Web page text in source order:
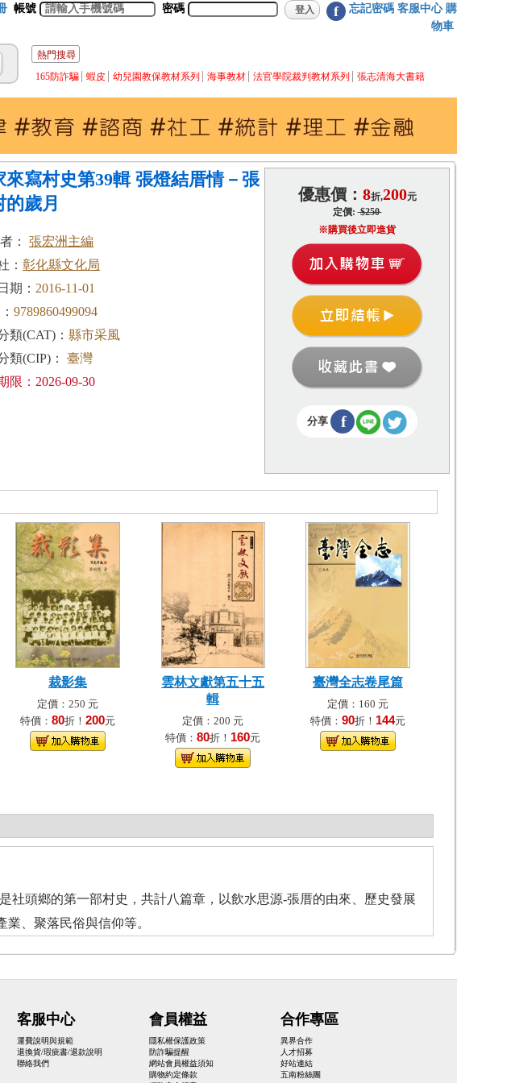
帳號 密碼 f 忘記密碼 客服中心 購
物車
熱門搜尋
165防詐騙
蝦皮 幼兒園教保教材系列 海事教材 法官學院裁判教材系列 張志清海大書籍
來寫村史第39輯 張燈結厝情－張
的歲月
： 張宏洲主編
： 彰化縣文化局
期： 2016-11-01
9789860499094
類(CAT)： 縣市采風
類(CIP)：
臺灣
限：2026-09-30
優惠價： 8折,200元
定價:$250
※購買後立即進貨
分享 f
裁影集
定價：250 元
特價： 80折！ 200元
雲林文獻第五十五
輯
定價：200 元
特價： 80折！ 160元
臺灣全志卷尾篇
定價：160 元
特價： 90折！ 144元
社頭鄉的第一部村史，共計八篇章，以飲水思源-張厝的由來、歷史發展
、聚落民俗與信仰等。
客服中心
運費說明與規範
退換貨/瑕疵書/退款說明
聯絡我們
會員權益
隱私權保護政策
防詐騙提醒
網站會員權益須知
購物約定條款
合作專區
異界合作
人才招募
好站連結
五南粉絲團